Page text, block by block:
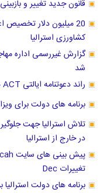
قانون جدید تغییر و
20 میلیون دلار تخصیص
کشاورزی استرالیا
شد
راند دعوتنامه ایالتی ACT در مورخه 14 اکتبر2019 برگزار گردید
برنامه های دولت برای
تلاش استرالیا جهت
در خارج از استرالیا
تغییرات Dec
برنامه های دولت